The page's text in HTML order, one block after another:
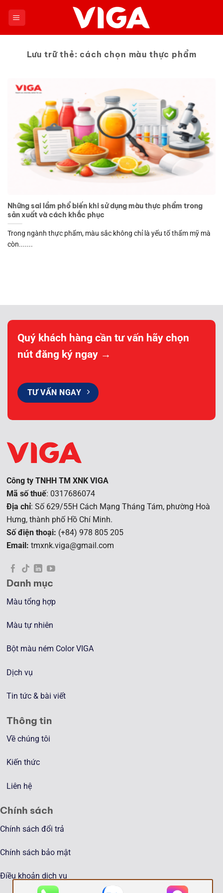
Lưu trữ thẻ:cách chọn màu thực phẩm
Những sai lầm phổ biến khi sử dụng màu thực phẩm trong
sản xuất và cách khắc phục
Trong ngành thực phẩm, màu sắc không chỉ là yếu tố thẩm mỹ mà
còn.......
Quý khách hàng cần tư vấn hãy chọn
nút đăng ký ngay →
TƯ VẤN NGAY
Công ty TNHH TM XNK VIGA
Mã số thuế: 0317686074
Địa chỉ: Số 629/55H Cách Mạng Tháng Tám, phường Hoà
Hưng, thành phố Hồ Chí Minh.
Số điện thoại: (+84) 978 805 205
Email: tmxnk.viga@gmail.com
Danh mục
Màu tổng hợp
Màu tự nhiên
Bột màu ném Color VIGA
Dịch vụ
Tin tức & bài viết
Thông tin
Về chúng tôi
Kiến thức
Liên hệ
Chính sách
Chính sách đổi trả
Chính sách bảo mật
Điều khoản dịch vụ